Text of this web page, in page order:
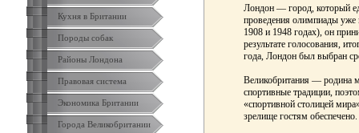
Кухня в Британии
Породы собак
Районы Лондона
Правовая система
Экономика Британии
Города Великобритании
Лондон — город, который
проведения олимпиады уже
1908 и 1948 годах), он
результате голосования,
года, Лондон был выбран
Великобритания — родина
спортивные традиции,
«спортивной столицей
зрелище гостям обеспечено.